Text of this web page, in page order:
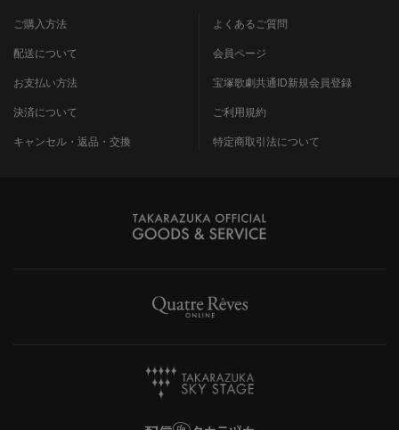
ご購入方法
配送について
お支払い方法
決済について
キャンセル・返品・交換
よくあるご質問
会員ページ
宝塚歌劇共通ID新規会員登録
ご利用規約
特定商取引法について